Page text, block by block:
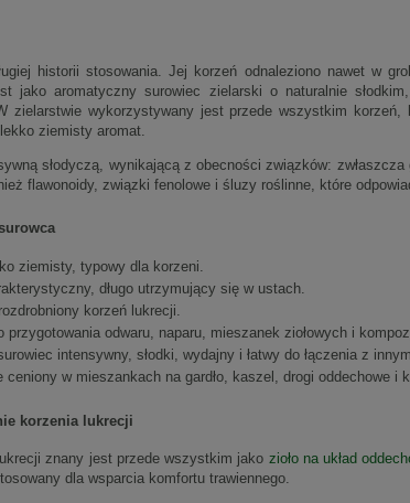
historii stosowania. Jej korzeń odnaleziono nawet w
jako aromatyczny surowiec zielarski o naturalnie
zielarstwie wykorzystywany jest przede wszystkim
ziemisty aromat.
słodyczą, wynikającą z obecności związków:
flawonoidy, związki fenolowe i śluzy roślinne, które
ziemisty, typowy dla korzeni.
długo utrzymujący się w ustach.
korzeń lukrecji.
przygotowania odwaru, naparu, mieszanek ziołowych i
intensywny, słodki, wydajny i łatwy do łączenia z
ceniony w mieszankach na gardło, kaszel, drogi oddechowe i
korzenia lukrecji
znany jest przede wszystkim jako zioło na układ
dla wsparcia komfortu trawiennego.